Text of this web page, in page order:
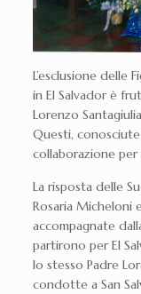
L’esclusione delle
in El Salvador è
Lorenzo
Questi,
collaborazione per
La risposta delle
Rosaria Micheloni
accompagnate
partirono per El
lo stesso Padre
condotte a San